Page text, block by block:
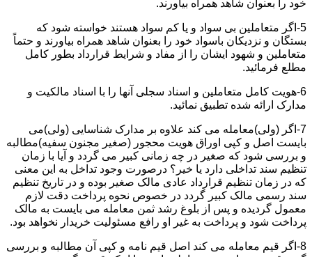
خود را بعنوان شاهد همراه بیاورند.
5-اگر متعاملین بی سواد و یا کم سواد هستند خواسته شود که
بستگان و نزدیکان باسواد خود را بعنوان شاهد همراه بیاورند و حتماً
متعاملین و شهود ایشان را از مفاد و شرایط قرارداد بطور کامل
مطلع فرمائید.
6-هویت کامل متعاملین و اسناد سجلی آنها را با اسناد مالکیت و
مدارک ارائه شده تطبیق نمائید.
7-اگر (ولی)معامله می کند علاوه بر مدارک شناسایی (ولی)می
بایست اصل و کپی اوراق هویت محجور (صغیر مجنون سفیه)مطالبه
و بررسی شود که صغیر در چه زمانی کبیر می گردد و آیا با زمان
تنظیم سند تداخلی دارد یا خیر؟ درصورت وجود تداخل به این معنی
که در زمان تنظیم قرارداد عادی مالک صغیر بوده و در تاریخ تنظیم
سند رسمی مالک کبیر گردد در خصوص نحوه پرداخت دقت لازم
معمول گردیده و پس از بلوغ رشد ثمن معامله می بایست به مالک
پرداخت شود و پرداخت به غیر او رافع مسئولیت خریدار نخواهد بود.
8-اگر قیم معامله می کند اصل قیم نامه و کپی آن مطالبه و بررسی